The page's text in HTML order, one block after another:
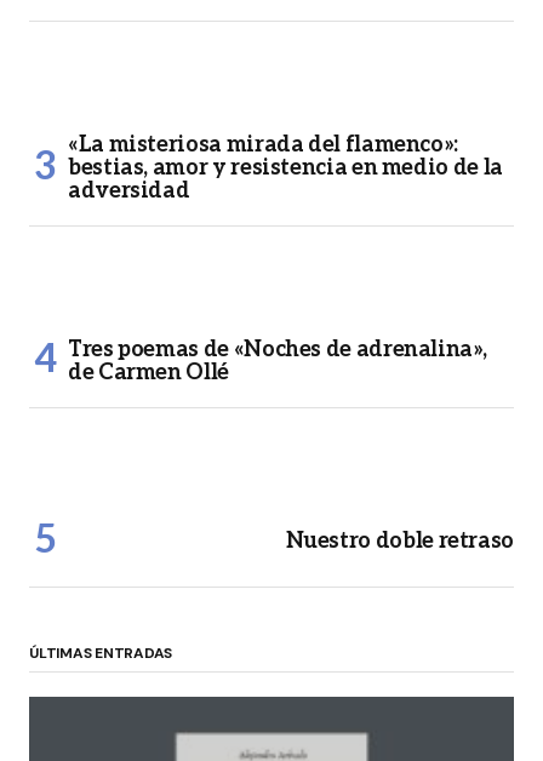
«La misteriosa mirada del flamenco»:
bestias, amor y resistencia en medio de la
adversidad
Tres poemas de «Noches de adrenalina»,
de Carmen Ollé
Nuestro doble retraso
ÚLTIMAS ENTRADAS